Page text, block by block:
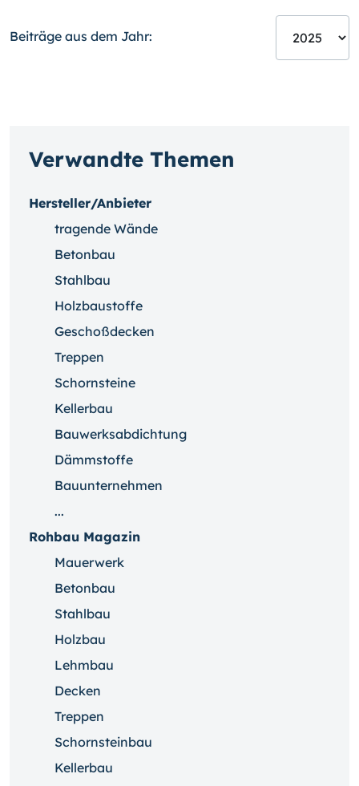
Beiträge aus dem Jahr:
Verwandte Themen
Hersteller/Anbieter
tragende Wände
Betonbau
Stahlbau
Holzbaustoffe
Geschoßdecken
Treppen
Schornsteine
Kellerbau
Bauwerksabdichtung
Dämmstoffe
Bauunternehmen
...
Rohbau Magazin
Mauerwerk
Betonbau
Stahlbau
Holzbau
Lehmbau
Decken
Treppen
Schornsteinbau
Kellerbau